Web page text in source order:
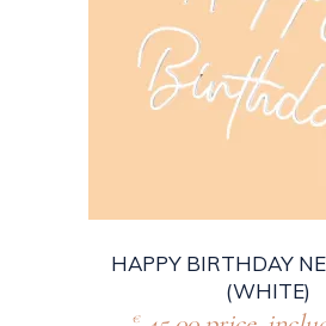
HAPPY BIRTHDAY
(WHITE)
€